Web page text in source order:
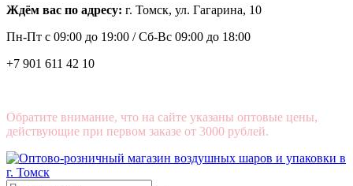
Ждём вас по адресу: г. Томск, ул. Гагарина, 10
Пн-Пт с 09:00 до 19:00 /Сб-Вс 09:00 до 18:00
+7 901 611 42 10
Обратите внимание, что на сайте указаны оптовые цены,
действующие при первом заказе от 3000 рублей.